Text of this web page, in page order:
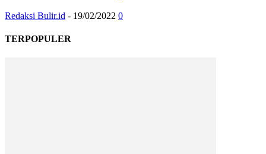
Redaksi Bulir.id - 19/02/2022 0
TERPOPULER